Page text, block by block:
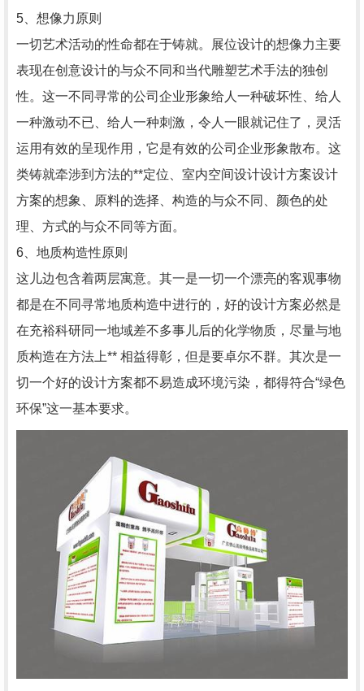
5、想像力原则
一切艺术活动的性命都在于铸就。展位设计的想像力主要
表现在创意设计的与众不同和当代雕塑艺术手法的独创
性。这一不同寻常的公司企业形象给人一种破坏性、给人
一种激动不已、给人一种刺激，令人一眼就记住了，灵活
运用有效的呈现作用，它是有效的公司企业形象散布。这
类铸就牵涉到方法的**定位、室内空间设计设计方案设计
方案的想象、原料的选择、构造的与众不同、颜色的处
理、方式的与众不同等方面。
6、地质构造性原则
这儿边包含着两层寓意。其一是一切一个漂亮的客观事物
都是在不同寻常地质构造中进行的，好的设计方案必然是
在充裕科研同一地域差不多事儿后的化学物质，尽量与地
质构造在方法上** 相益得彰，但是要卓尔不群。其次是一
切一个好的设计方案都不易造成环境污染，都得符合“绿色
环保”这一基本要求。